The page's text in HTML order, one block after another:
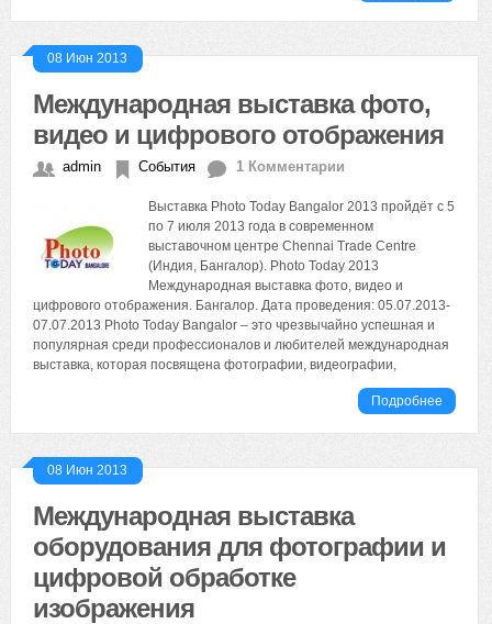
08 Июн 2013
Международная выставка фото,
видео и цифрового отображения
admin События 1 Комментарии
Выставка Photo Today Bangalor 2013 пройдёт с 5
по 7 июля 2013 года в современном
выставочном центре Chennai Trade Centre
(Индия, Бангалор). Photo Today 2013
Международная выставка фото, видео и
цифрового отображения. Бангалор. Дата проведения: 05.07.2013-
07.07.2013 Photo Today Bangalor – это чрезвычайно успешная и
популярная среди профессионалов и любителей международная
выставка, которая посвящена фотографии, видеографии,
Подробнее
08 Июн 2013
Международная выставка
оборудования для фотографии и
цифровой обработке
изображения